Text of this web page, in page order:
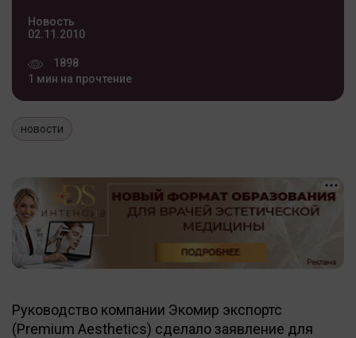
Новость
02.11.2010
1898
1 мин на прочтение
новости
Руководство компании Экомир экспортс
(Premium Aesthetics) сделало заявление для